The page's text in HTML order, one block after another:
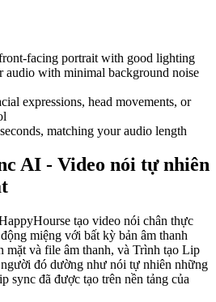
facing portrait with good lighting
audio with minimal background noise
expressions, head movements, or
matching your audio length
AI - Video nói tự nhiên
tạo video nói chân thực
miệng với bất kỳ bản âm thanh
mặt và file âm thanh, và Trình tạo Lip
đó dường như nói tự nhiên những
sync đã được tạo trên nền tảng của